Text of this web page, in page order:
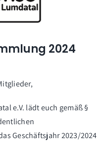
2024
e.V. lädt euch gemäß §
Geschäftsjahr 2023/2024